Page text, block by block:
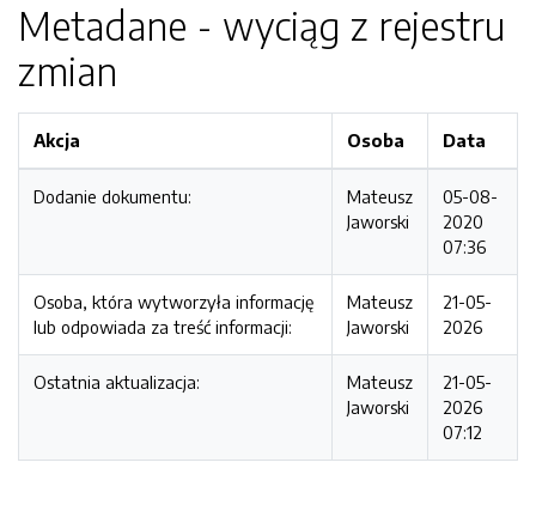
Metadane - wyciąg z rejestru
zmian
Akcja Osoba Data
Dodanie dokumentu:
Mateusz
Jaworski
05-08-
2020
07:36
Osoba, która wytworzyła informację
lub odpowiada za treść informacji:
Mateusz
Jaworski
21-05-
2026
Ostatnia aktualizacja:
Mateusz
Jaworski
21-05-
2026
07:12